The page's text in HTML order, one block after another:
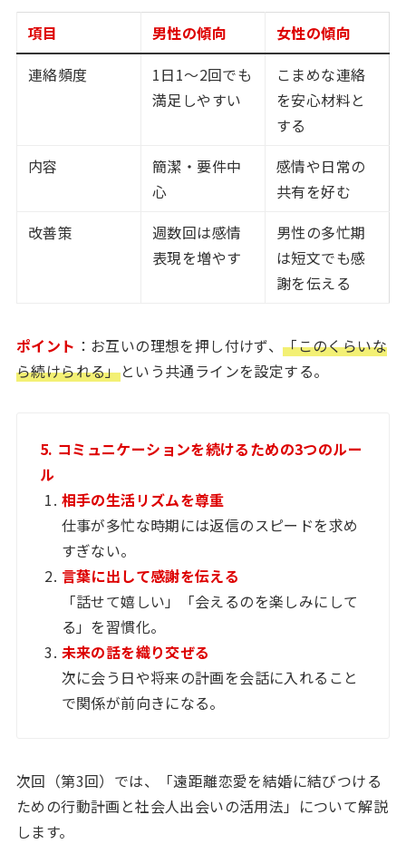
項目 男性の傾向
女性の傾向
連絡頻度
1日1〜2回でも
満足しやすい
こまめな連絡
を安心材料と
する
内容
簡潔・要件中
心
感情や日常の
共有を好む
改善策
週数回は感情
表現を増やす
男性の多忙期
は短文でも感
謝を伝える
ポイント ：お互いの理想を押し付けず、「このくらいな
ら続けられる」という共通ラインを設定する。
5. コミュニケーションを続けるための3つのルー
ル
相手の生活リズムを尊重
仕事が多忙な時期には返信のスピードを求め
すぎない。
言葉に出して感謝を伝える
「話せて嬉しい」「会えるのを楽しみにして
る」を習慣化。
未来の話を織り交ぜる
次に会う日や将来の計画を会話に入れること
で関係が前向きになる。
次回（第3回）では、「遠距離恋愛を結婚に結びつける
ための行動計画と社会人出会いの活用法」について解説
します。